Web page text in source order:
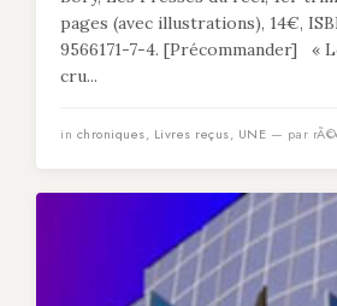
pages (avec illustrations), 14€,
9566171-7-4. [Précommander] «
cru...
in chroniques, Livres reçus, UNE — par